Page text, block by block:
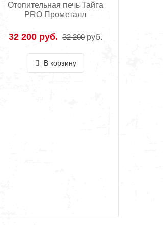
Отопительная печь Тайга
PRO Прометалл
32 200 руб. 32 200 руб.
В корзину